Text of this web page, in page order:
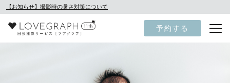
【お知らせ】撮影時の暑さ対策について
予約する